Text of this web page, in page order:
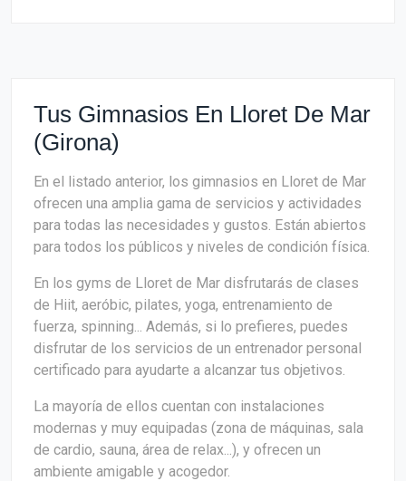
Tus Gimnasios En Lloret De Mar
(Girona)
En el listado anterior, los gimnasios en Lloret de Mar
ofrecen una amplia gama de servicios y actividades
para todas las necesidades y gustos. Están abiertos
para todos los públicos y niveles de condición física.
En los gyms de Lloret de Mar disfrutarás de clases
de Hiit, aeróbic, pilates, yoga, entrenamiento de
fuerza, spinning... Además, si lo prefieres, puedes
disfrutar de los servicios de un entrenador personal
certificado para ayudarte a alcanzar tus objetivos.
La mayoría de ellos cuentan con instalaciones
modernas y muy equipadas (zona de máquinas, sala
de cardio, sauna, área de relax...), y ofrecen un
ambiente amigable y acogedor.